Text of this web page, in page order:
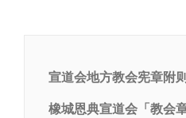
宣道会地方教会宪章附则
橡城恩典宣道会「教会章